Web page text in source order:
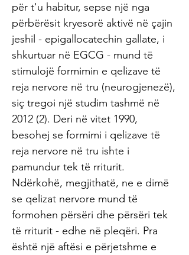
për t'u habitur, sepse një nga
përbërësit kryesorë aktivë në çajin
jeshil - epigallocatechin gallate, i
shkurtuar në EGCG - mund të
stimulojë formimin e qelizave të
reja nervore në tru (neurogjenezë),
siç tregoi një studim tashmë në
2012 (2). Deri në vitet 1990,
besohej se formimi i qelizave të
reja nervore në tru ishte i
pamundur tek të rriturit.
Ndërkohë, megjithatë, ne e dimë
se qelizat nervore mund të
formohen përsëri dhe përsëri tek
të rriturit - edhe në pleqëri. Pra
është një aftësi e përjetshme e